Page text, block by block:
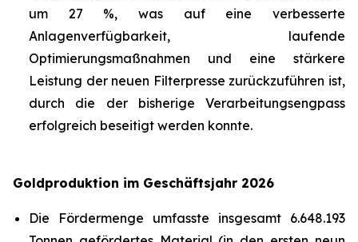
um 27 %, was auf eine verbesserte
Anlagenverfügbarkeit, laufende
Optimierungsmaßnahmen und eine stärkere
Leistung der neuen Filterpresse zurückzuführen ist,
durch die der bisherige Verarbeitungsengpass
erfolgreich beseitigt werden konnte.
Goldproduktion im Geschäftsjahr 2026
Die Fördermenge umfasste insgesamt 6.648.193